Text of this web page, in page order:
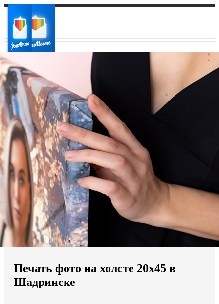
Ваш город:
Ваш регион доставки
Выберите из списка:
Мы доставляем по всему миру
Продолжить без города
Печать фото на холсте 20х45 в
Шадринске